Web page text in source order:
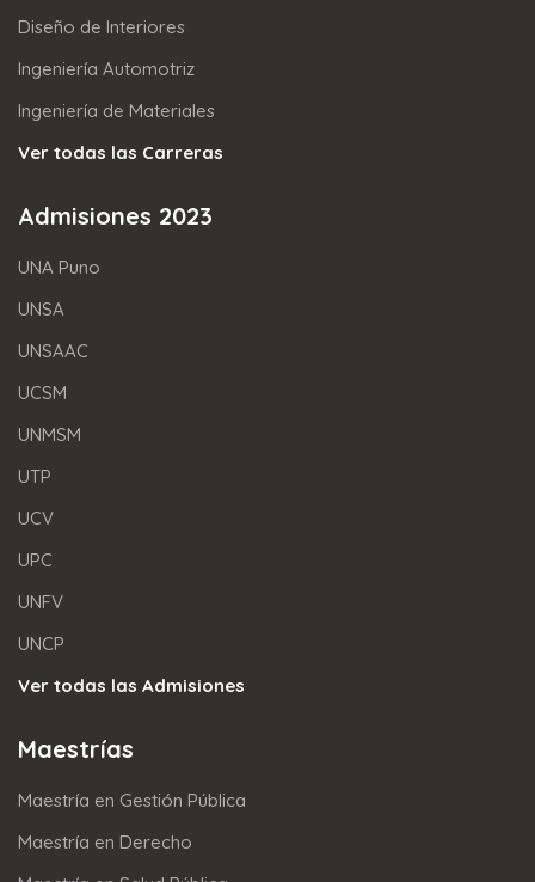
Diseño de Interiores
Ingeniería Automotriz
Ingeniería de Materiales
Ver todas las Carreras
Admisiones 2023
UNA Puno
UNSA
UNSAAC
UCSM
UNMSM
UTP
UCV
UPC
UNFV
UNCP
Ver todas las Admisiones
Maestrías
Maestría en Gestión Pública
Maestría en Derecho